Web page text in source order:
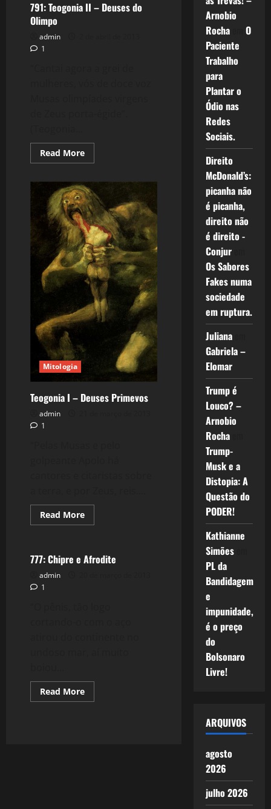
791: Teogonia II – Deuses do
Olimpo
admin
1
Read MoreRead
more
Teogonia
II
–
Deuses
do
Olimpo
Mitologia
Teogonia I – Deuses Primevos
admin
1
Read MoreRead
more
–
Deuses
Mitologia
777: Chipre e Afrodite
admin
1
Read MoreRead
more
Arnobio
Rochaem O
Paciente
Trabalho
para
Plantar o
Ódio nas
Redes
Sociais.
Direito
McDonald’s:
picanha não
é picanha,
direito não
é direito -
Conjurem
Os Sabores
Fakes numa
sociedade
em ruptura.
Julianaem
Gabriela –
Elomar
Trump é
Louco? –
Arnobio
Rochaem
Trump-
Musk e a
Distopia: A
Questão do
PODER!
Kathianne
Simõesem
PL da
Bandidagem
e
impunidade,
é o preço
do
Bolsonaro
Livre!
ARQUIVOS
agosto
2026
julho 2026